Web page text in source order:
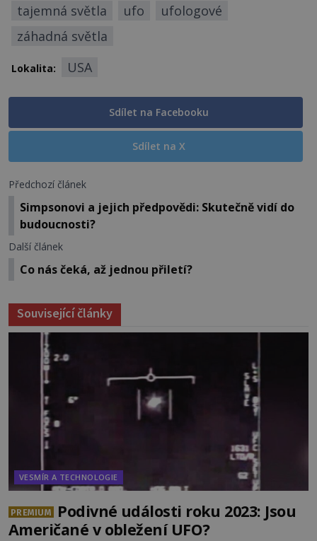
tajemná světla ufo
ufologové
záhadná světla
Lokalita: USA
Sdílet na Facebooku
Sdílet na X
Předchozí článek
Simpsonovi a jejich předpovědi: Skutečně vidí do
budoucnosti?
Další článek
Co nás čeká, až jednou přiletí?
Související články
VESMÍR A TECHNOLOGIE
PREMIUM
Podivné události roku 2023: Jsou
Američané v obležení UFO?